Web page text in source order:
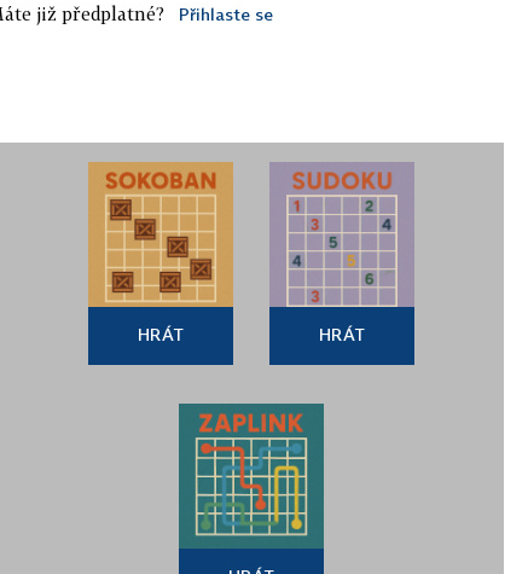
již předplatné? Přihlaste se
HRÁT HRÁT